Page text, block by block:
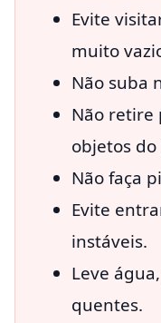
Evite
muito
Não suba
Não retire
objetos do
Não faça
Evite
instáveis.
Leve
quentes.